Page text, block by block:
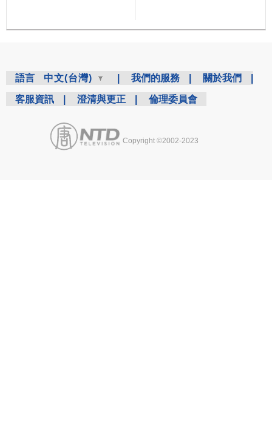
語言 中文(台灣) 我們的服務 關於我們
客服資訊 澄清與更正 倫理委員會
Copyright ©2002-2023